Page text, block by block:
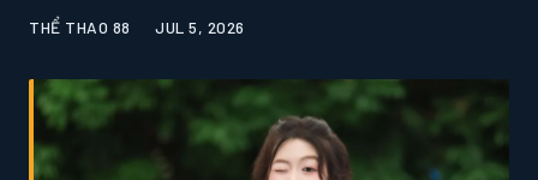
THỂ THAO 88 JUL 5, 2026